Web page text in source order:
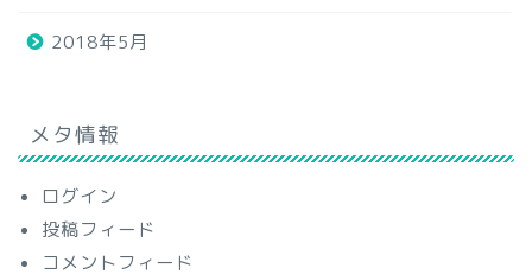
2018年5月
メタ情報
ログイン
投稿フィード
コメントフィード